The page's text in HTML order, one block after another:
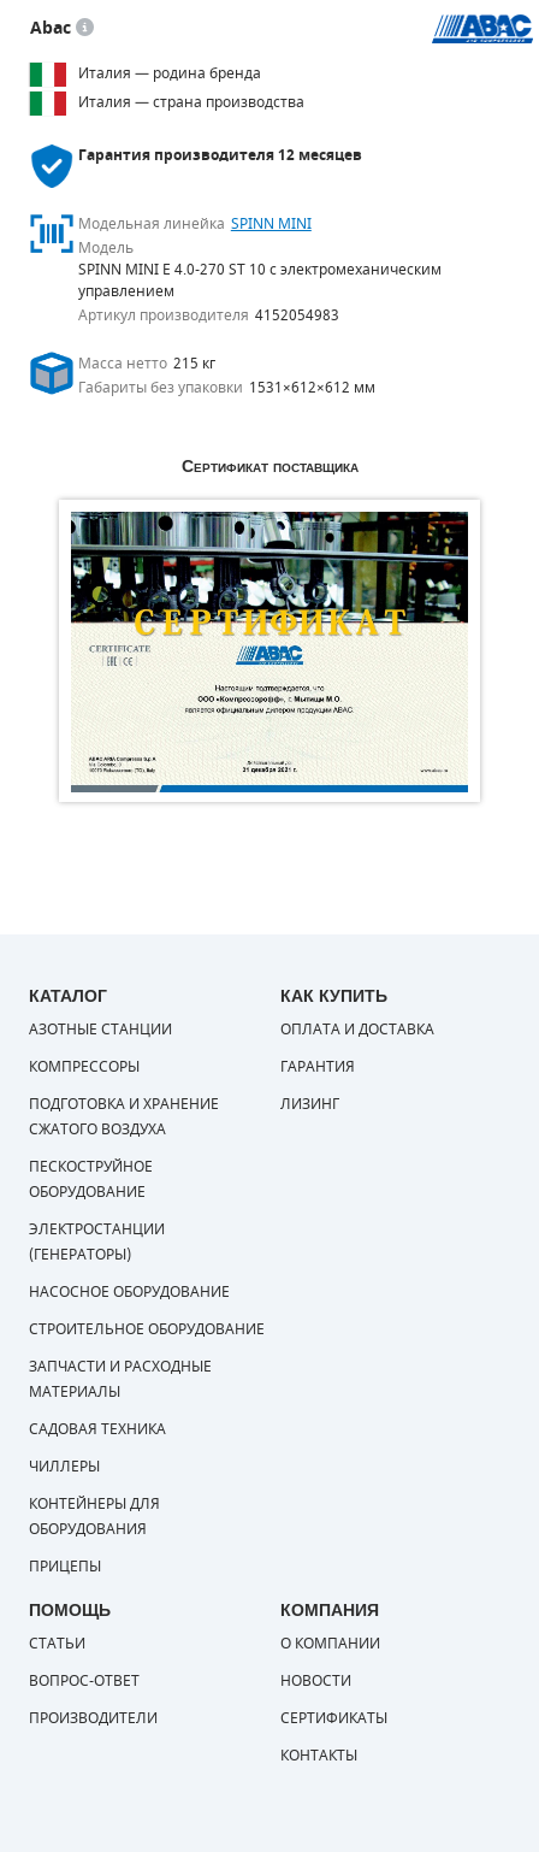
Abac
Италия — родина бренда
Италия — страна производства
Гарантия производителя12 месяцев
Модельная линейка SPINN MINI
Модель
SPINN MINI E 4.0-270 ST 10 с электромеханическим
управлением
Артикул производителя 4152054983
Масса нетто 215 кг
Габариты без упаковки 1531×612×612 мм
Сертификат поставщика
КАТАЛОГ
АЗОТНЫЕ СТАНЦИИ
КОМПРЕССОРЫ
ПОДГОТОВКА И ХРАНЕНИЕ
СЖАТОГО ВОЗДУХА
ПЕСКОСТРУЙНОЕ
ОБОРУДОВАНИЕ
ЭЛЕКТРОСТАНЦИИ
(ГЕНЕРАТОРЫ)
НАСОСНОЕ ОБОРУДОВАНИЕ
СТРОИТЕЛЬНОЕ ОБОРУДОВАНИЕ
ЗАПЧАСТИ И РАСХОДНЫЕ
МАТЕРИАЛЫ
САДОВАЯ ТЕХНИКА
ЧИЛЛЕРЫ
КОНТЕЙНЕРЫ ДЛЯ
ОБОРУДОВАНИЯ
ПРИЦЕПЫ
КАК КУПИТЬ
ОПЛАТА И ДОСТАВКА
ГАРАНТИЯ
ЛИЗИНГ
ПОМОЩЬ
СТАТЬИ
ВОПРОС-ОТВЕТ
ПРОИЗВОДИТЕЛИ
КОМПАНИЯ
О КОМПАНИИ
НОВОСТИ
СЕРТИФИКАТЫ
КОНТАКТЫ
ДЛЯ ВАКУУМНЫХ НАСОСОВ